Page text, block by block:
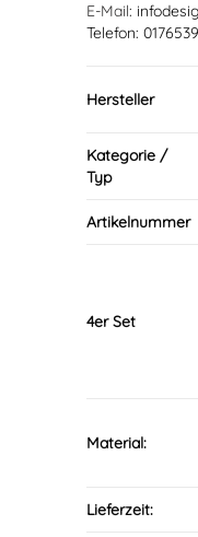
E-Mail:
Telefon:
Hersteller
Kategorie /
Typ
Artikelnummer
4er Set
Material:
Lieferzeit: